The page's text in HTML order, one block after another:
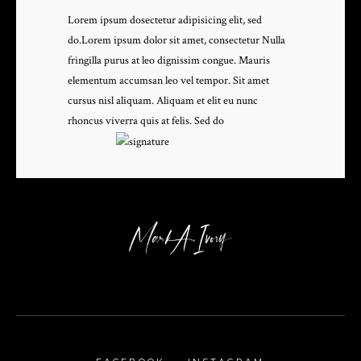
Lorem ipsum dosectetur adipisicing elit, sed
do.Lorem ipsum dolor sit amet, consectetur Nulla
fringilla purus at leo dignissim congue. Mauris
elementum accumsan leo vel tempor. Sit amet
cursus nisl aliquam. Aliquam et elit eu nunc
rhoncus viverra quis at felis. Sed do